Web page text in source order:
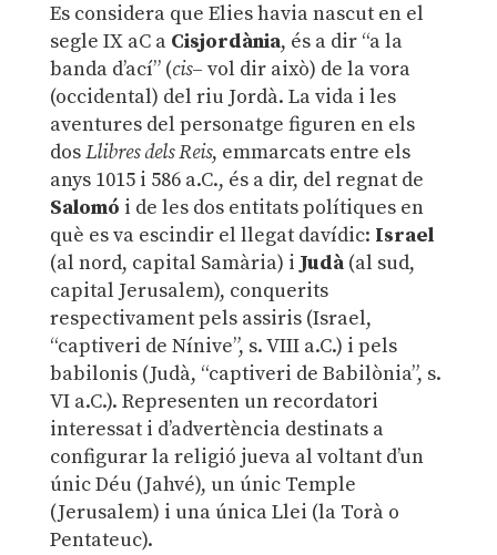
Es considera que Elies havia nascut en el
segle IX aC a Cisjordània, és a dir “a la
banda d’ací” (cis– vol dir això) de la vora
(occidental) del riu Jordà. La vida i les
aventures del personatge figuren en els
dosLlibres dels Reis, emmarcats entre els
anys 1015 i 586 a.C., és a dir, del regnat de
Salomó i de les dos entitats polítiques en
què es va escindir el llegat davídic: Israel
(al nord, capital Samària) i Judà(al sud,
capital Jerusalem), conquerits
respectivament pels assiris (Israel,
“captiveri de Nínive”, s. VIII a.C.) i pels
babilonis (Judà, “captiveri de Babilònia”, s.
VI a.C.). Representen un recordatori
interessat i d’advertència destinats a
configurar la religió jueva al voltant d’un
únic Déu (Jahvé), un únic Temple
(Jerusalem) i una única Llei (la Torà o
Pentateuc).